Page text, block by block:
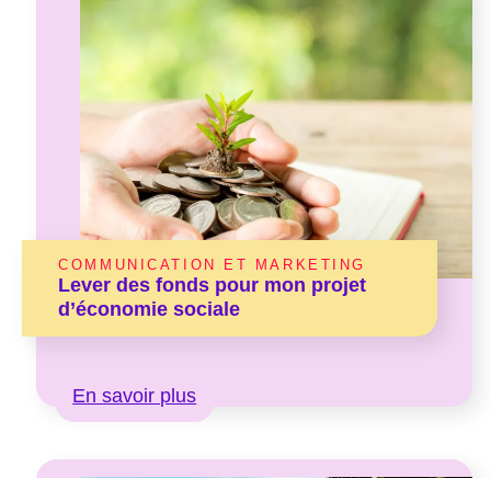
COMMUNICATION ET MARKETING
Lever des fonds pour mon projet
d’économie sociale
En savoir plus